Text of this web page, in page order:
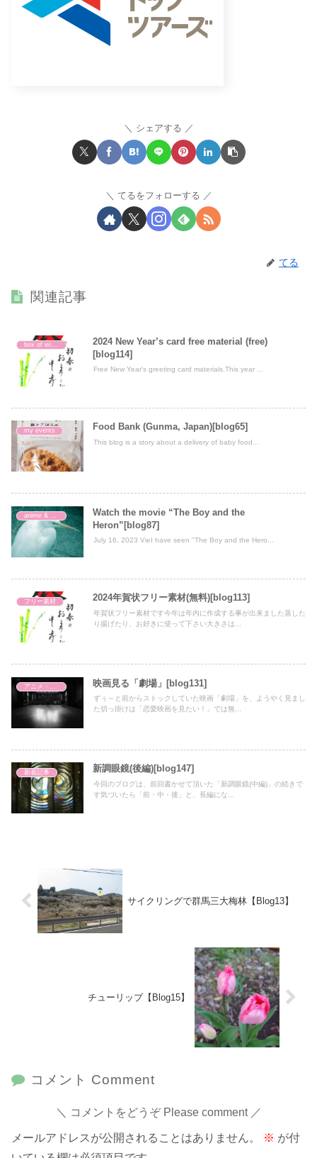
シェアする
てるをフォローする
てる
関連記事
box of wisdom
2024 New Year’s card free material (free)
[blog114]
Free New Year's greeting card materials.This year ...
my events Food Bank (Gunma, Japan)[blog65]
This blog is a story about a delivery of baby food...
anime & movie
Watch the movie “The Boy and the
Heron”[blog87]
July 16, 2023 VieI have seen "The Boy and the Hero...
フリー素材 2024年賀状フリー素材(無料)[blog113]
年賀状フリー素材です今年は年内に作成する事が出来ました蒸した
り揚げたり、お好きに使って下さい大きさは...
アニメ・映画 映画見る「劇場」[blog131]
ずぅ～と前からストックしていた映画「劇場」を、ようやく見まし
た切っ掛けは「恋愛映画を見たい！」では無...
新着記事 新調眼鏡(後編)[blog147]
今回のブログは、前回書かせて頂いた「新調眼鏡(中編)」の続きで
す気づいたら「前・中・後」と、長編にな...
サイクリングで群馬三大梅林【Blog13】
チューリップ【Blog15】
コメント Comment
コメントをどうぞ Please comment
メールアドレスが公開されることはありません。 ※ が付